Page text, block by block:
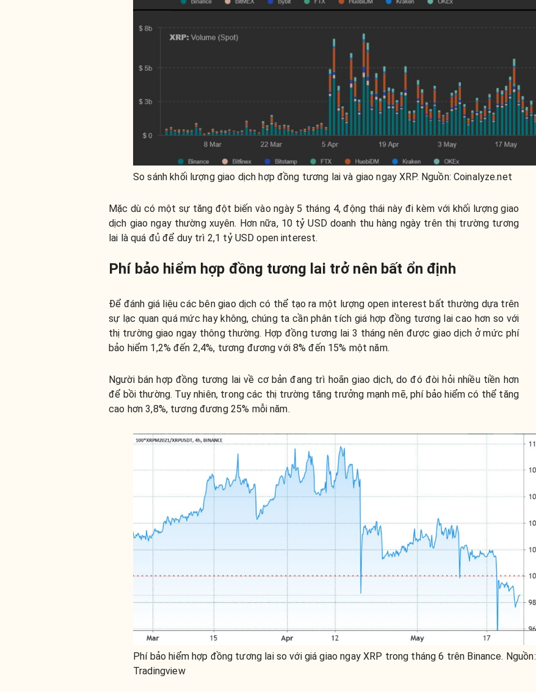
So sánh khối lượng giao dịch hợp đồng tương lai và giao ngay XRP. Nguồn: Coinalyze.net
Mặc dù có một sự tăng đột biến vào ngày 5 tháng 4, động thái này đi kèm với khối lượng giao
dịch giao ngay thường xuyên. Hơn nữa, 10 tỷ USD doanh thu hàng ngày trên thị trường tương
lai là quá đủ để duy trì 2,1 tỷ USD open interest.
Phí bảo hiểm hợp đồng tương lai trở nên bất ổn định
Để đánh giá liệu các bên giao dịch có thể tạo ra một lượng open interest bất thường dựa trên
sự lạc quan quá mức hay không, chúng ta cần phân tích giá hợp đồng tương lai cao hơn so với
thị trường giao ngay thông thường. Hợp đồng tương lai 3 tháng nên được giao dịch ở mức phí
bảo hiểm 1,2% đến 2,4%, tương đương với 8% đến 15% một năm.
Người bán hợp đồng tương lai về cơ bản đang trì hoãn giao dịch, do đó đòi hỏi nhiều tiền hơn
để bồi thường. Tuy nhiên, trong các thị trường tăng trưởng mạnh mẽ, phí bảo hiểm có thể tăng
cao hơn 3,8%, tương đương 25% mỗi năm.
Phí bảo hiểm hợp đồng tương lai so với giá giao ngay XRP trong tháng 6 trên Binance. Nguồn:
Tradingview